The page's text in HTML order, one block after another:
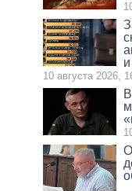
10 августа 2026,